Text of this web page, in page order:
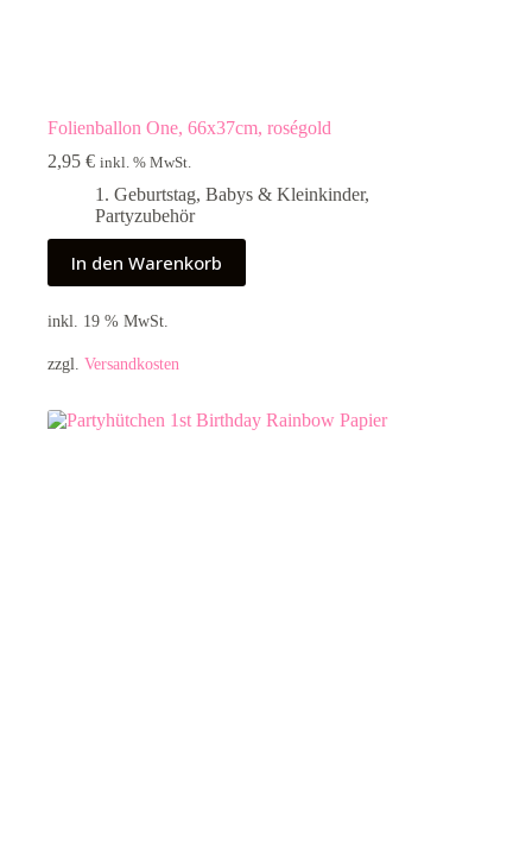
Folienballon One, 66x37cm, roségold
2,95 € inkl. % MwSt.
1. Geburtstag, Babys & Kleinkinder,
Partyzubehör
In den Warenkorb
inkl. 19 % MwSt.
zzgl. Versandkosten